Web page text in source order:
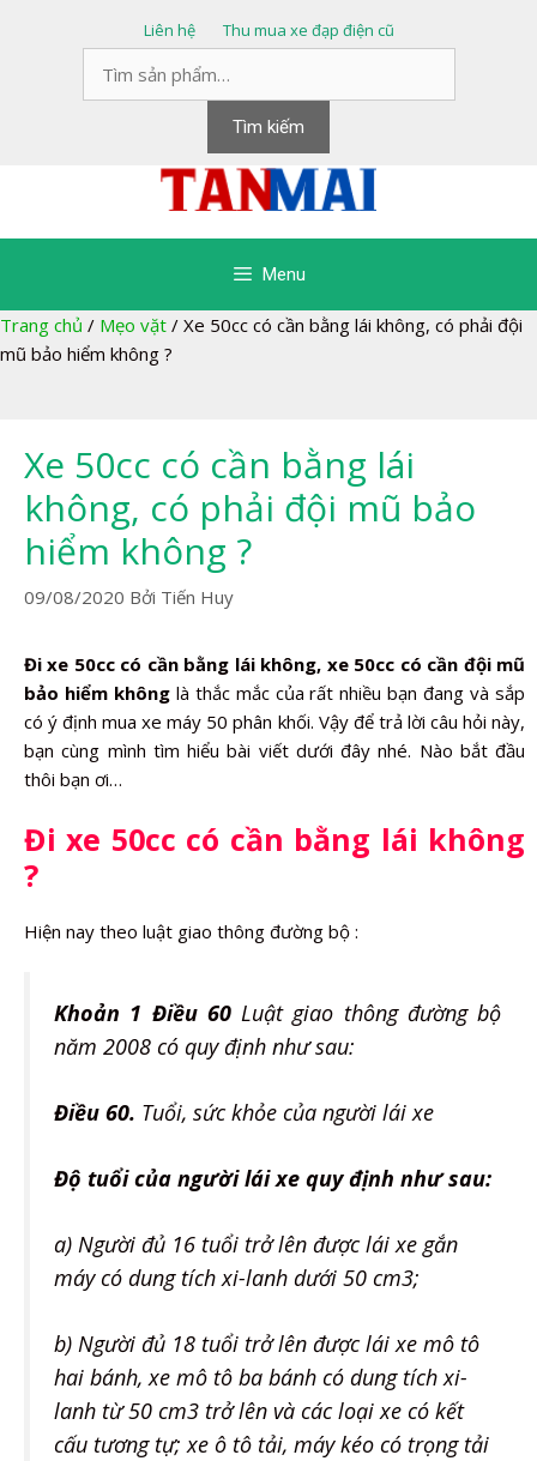
Liên hệ
Thu mua xe đạp điện cũ
kiếm:
Tìm kiếm
Menu
Trang chủ / Mẹo vặt / Xe 50cc có cần bằng lái không, có phải đội
mũ bảo hiểm không ?
Xe 50cc có cần bằng lái
không, có phải đội mũ bảo
hiểm không ?
09/08/2020 Bởi Tiến Huy
Đi xe 50cc có cần bằng lái không, xe 50cc có cần đội mũ
bảo hiểm khônglà thắc mắc của rất nhiều bạn đang và sắp
có ý định mua xe máy 50 phân khối. Vậy để trả lời câu hỏi này,
bạn cùng mình tìm hiểu bài viết dưới đây nhé. Nào bắt đầu
thôi bạn ơi…
Đi xe 50cc có cần bằng lái không
?
Hiện nay theo luật giao thông đường bộ :
Khoản 1 Điều 60Luật giao thông đường bộ
năm 2008 có quy định như sau:
Điều 60. Tuổi, sức khỏe của người lái xe
Độ tuổi của người lái xe quy định như sau:
a) Người đủ 16 tuổi trở lên được lái xe gắn
máy có dung tích xi-lanh dưới 50 cm3;
b) Người đủ 18 tuổi trở lên được lái xe mô tô
hai bánh, xe mô tô ba bánh có dung tích xi-
lanh từ 50 cm3 trở lên và các loại xe có kết
cấu tương tự; xe ô tô tải, máy kéo có trọng tải